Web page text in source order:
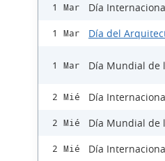
1 Mar Día
1 Mar Día del
1 Mar Día Mundial de
2 Mié Día
2 Mié Día Mundial de
2 Mié Día